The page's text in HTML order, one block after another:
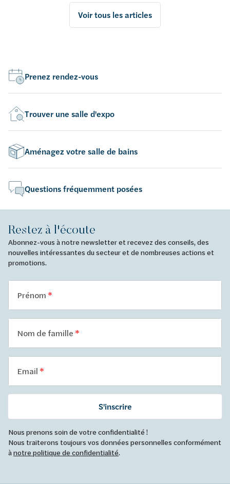
Voir tous les articles
Prenez rendez-vous
Trouver une salle d'expo
Aménagez votre salle de bains
Questions fréquemment posées
Restez à l'écoute
Abonnez-vous à notre newsletter et recevez des conseils, des
nouvelles intéressantes du secteur et de nombreuses actions et
promotions.
Prénom
Nom de famille
Email
S'inscrire
Nous prenons soin de votre confidentialité !
Nous traiterons toujours vos données personnelles conformément
ànotre politique de confidentialité.